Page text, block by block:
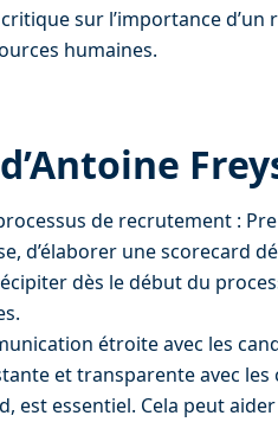
sur l’importance
humaines.
de recrutement :
d’élaborer une scorecard
dès le début du
étroite avec les
et transparente avec
est essentiel. Cela peut